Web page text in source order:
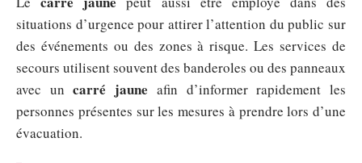
situations d’urgence pour attirer l’attention du public sur
des événements ou des zones à risque. Les services de
secours utilisent souvent des banderoles ou des panneaux
avec uncarré jaune afin d’informer rapidement les
personnes présentes sur les mesures à prendre lors d’une
évacuation.